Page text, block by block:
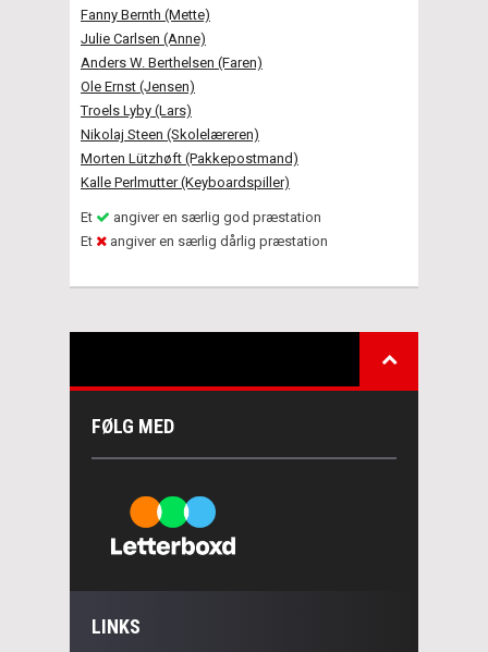
Fanny Bernth (Mette)
Julie Carlsen (Anne)
Anders W. Berthelsen (Faren)
Ole Ernst (Jensen)
Troels Lyby (Lars)
Nikolaj Steen (Skolelæreren)
Morten Lützhøft (Pakkepostmand)
Kalle Perlmutter (Keyboardspiller)
Et
angiver en særlig god præstation
Et
angiver en særlig dårlig præstation
FØLG MED
LINKS